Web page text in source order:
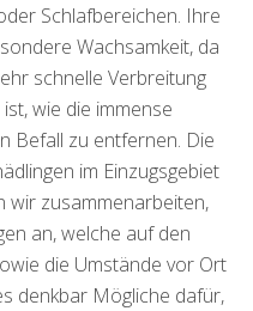
Schlafbereichen. Ihre
Wachsamkeit, da
schnelle Verbreitung
wie die immense
Befall zu entfernen. Die
im Einzugsgebiet
wir zusammenarbeiten,
an, welche auf den
die Umstände vor Ort
denkbar Mögliche dafür,